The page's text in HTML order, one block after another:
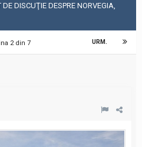
DISCUŢIE DESPRE NORVEGIA,
URM.
2 din 7